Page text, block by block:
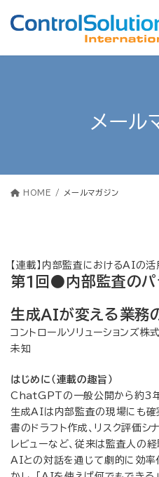
へ
ョ
メール
HOME メールマガジン
【連載】内部監査におけるAIの活
第1回●内部監査のパ
生成AIが変える業務
コントロールソリューションズ
未知
はじめに（連載の趣旨）
ChatGPTの一般公開から約3
生成AIは内部監査の現場にも確
書のドラフト作成、リスク評価シ
レビューなど、従来は監査人の
AIとの対話を通じて劇的に効率